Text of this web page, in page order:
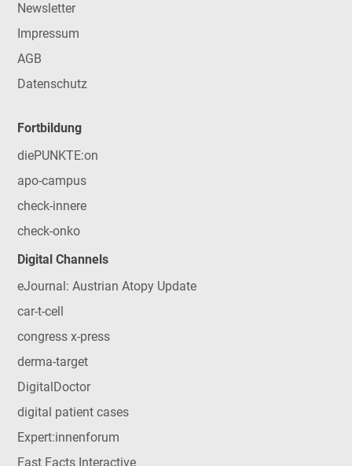
Newsletter
Impressum
AGB
Datenschutz
Fortbildung
diePUNKTE:on
apo-campus
check-innere
check-onko
Digital Channels
eJournal: Austrian Atopy Update
car-t-cell
congress x-press
derma-target
DigitalDoctor
digital patient cases
Expert:innenforum
Fast Facts Interactive